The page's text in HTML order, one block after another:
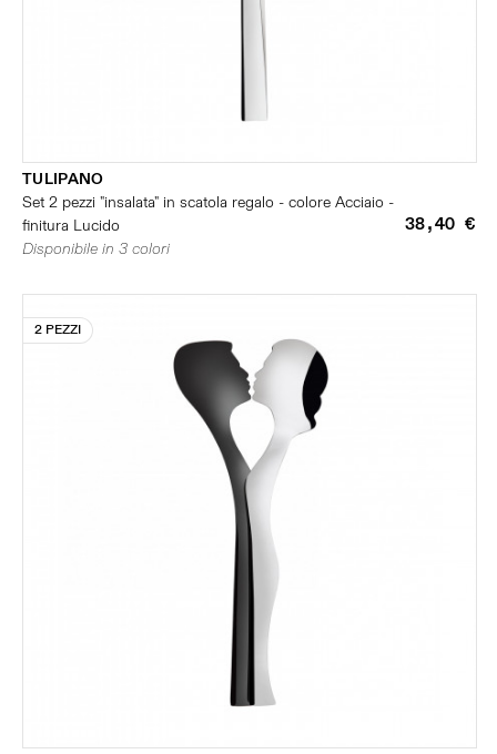
TULIPANO
Set 2 pezzi "insalata" in scatola regalo - colore Acciaio -
finitura Lucido
38,40 €
Disponibile in 3 colori
2 PEZZI